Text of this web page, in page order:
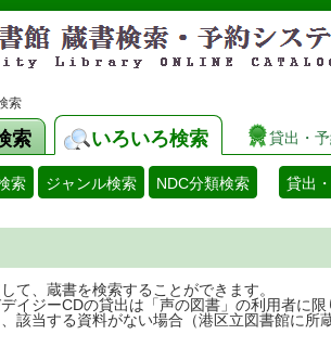
索
索 いろいろ検索 貸出・
索 ジャンル検索 NDC分類検索 貸出
て、蔵書を検索することができます。
イジーCDの貸出は「声の図書」の利用者に限
該当する資料がない場合（港区立図書館に所